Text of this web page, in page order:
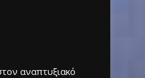
αναπτυξιακό